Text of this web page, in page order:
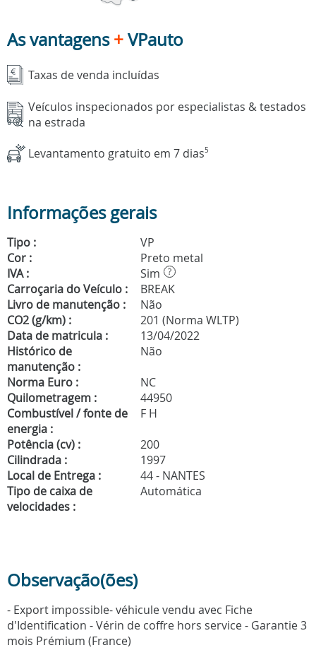
As vantagens+VPauto
Taxas de venda incluídas
Veículos inspecionados por especialistas & testados
na estrada
Levantamento gratuito em 7 dias5
Informações gerais
Tipo :
VP
Cor :
Preto metal
IVA :
Sim ?
Carroçaria do Veículo :
BREAK
Livro de manutenção :
Não
CO2 (g/km) :
201 (Norma WLTP)
Data de matricula :
13/04/2022
Histórico de
manutenção :
Não
Norma Euro :
NC
Quilometragem :
44950
Combustível / fonte de
energia :
F H
Potência (cv) :
200
Cilindrada :
1997
Local de Entrega :
44 - NANTES
Tipo de caixa de
velocidades :
Automática
Observação(ões)
- Export impossible- véhicule vendu avec Fiche
d'Identification - Vérin de coffre hors service - Garantie 3
mois Prémium (France)